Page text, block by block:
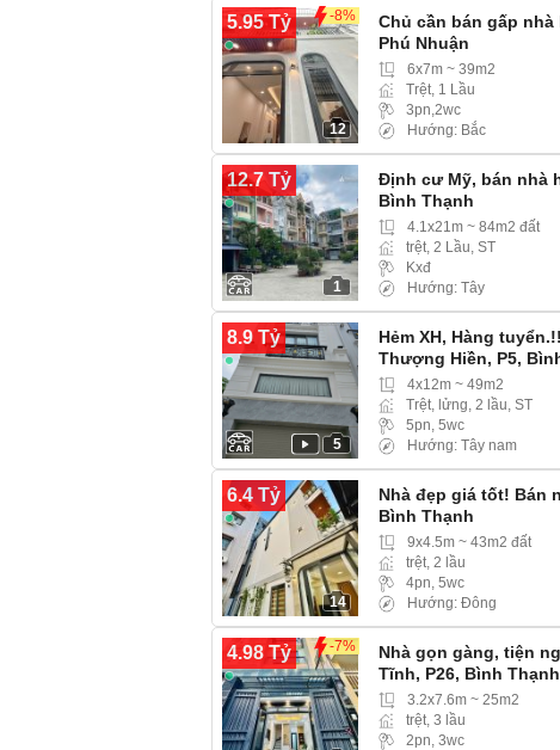
5.95 Tỷ -8%
12
Chủ cần bán gấp nhà
Phú Nhuận
6x7m ~ 39m2
Trệt, 1 Lầu
3pn,2wc
Hướng: Bắc
12.7 Tỷ
1
Định cư Mỹ, bán nhà
Bình Thạnh
4.1x21m ~ 84m2 đất
trệt, 2 Lầu, ST
Kxđ
Hướng: Tây
8.9 Tỷ
5
Hẻm XH, Hàng
Thượng Hiền, P5,
Trung)…
4x12m ~ 49m2
Trệt, lửng, 2 lầu, ST
5pn, 5wc
Hướng: Tây nam
6.4 Tỷ
14
Nhà đẹp giá tốt! Bán
Bình Thạnh
9x4.5m ~ 43m2 đất
trệt, 2 lầu
4pn, 5wc
Hướng: Đông
4.98 Tỷ -7%
Nhà gọn gàng, tiện
Tĩnh, P26, Bình Thạnh
3.2x7.6m ~ 25m2
trệt, 3 lầu
2pn, 3wc